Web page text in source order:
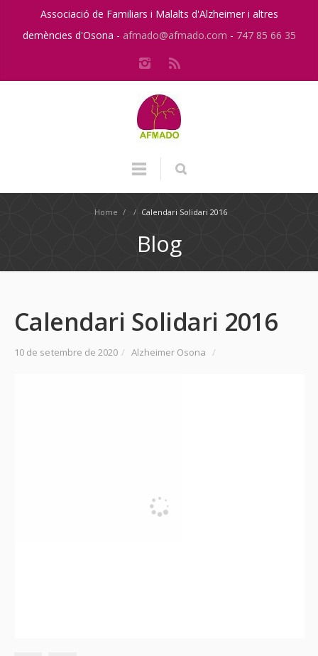
Associació de Familiars i Malalts d'Alzheimer i altres
demències d'Osona - afmado@afmado.com - 747 85 66 35
Home / / Calendari Solidari 2016
Blog
Calendari Solidari 2016
10 de setembre de 2020 / Alzheimer Osona /